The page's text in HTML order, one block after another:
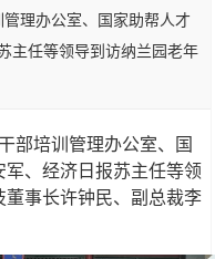
管理办公室、国家助帮人才
主任等领导到访纳兰园老年
部培训管理办公室、国
、经济日报苏主任等领
事长许钟民、副总裁李